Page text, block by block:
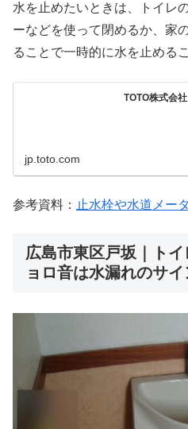
水を止めたいときは、トイレ
ーなどを使って閉めるか、家
ることで一時的に水を止める
TOTO株式会社
jp.toto.com
参考資料： 止水栓や水道メー
広島市東区戸坂｜ト
ョロ音は水漏れのサイ